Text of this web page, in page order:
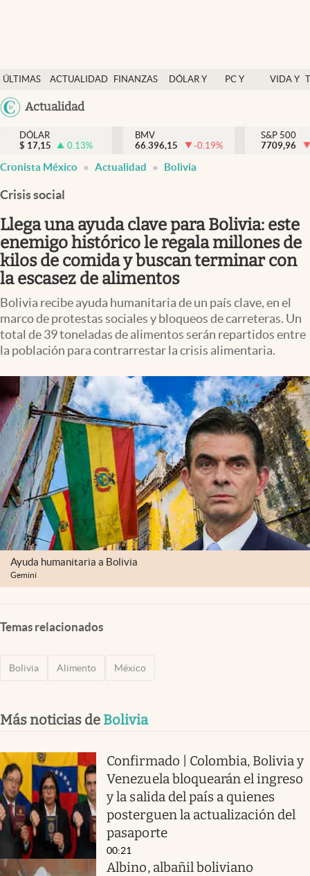
ÚLTIMAS
NOTICIAS
ACTUALIDAD
FINANZAS
DÓLAR Y
PC Y
VIDA Y
México
Actualidad
Actualidad
Finanzas y economía
Dólar y mercados
Pc y celular
Vida y estilo
Clima
Espiritualidad
abre en nueva pestaña
México
DÓLAR
$ 17,15 0.13%
BMV
66.396,15
-0.19%
S&P 500
7709,96
Cronista México Actualidad Bolivia
Crisis social
Llega una ayuda clave para Bolivia: este
enemigo histórico le regala millones de
kilos de comida y buscan terminar con
la escasez de alimentos
Bolivia recibe ayuda humanitaria de un país clave, en el
marco de protestas sociales y bloqueos de carreteras. Un
total de 39 toneladas de alimentos serán repartidos entre
la población para contrarrestar la crisis alimentaria.
Ayuda humanitaria a Bolivia
Gemini
Temas relacionados
Bolivia Alimento México
Más noticias de Bolivia
Confirmado | Colombia, Bolivia y
Venezuela bloquearán el ingreso
y la salida del país a quienes
posterguen la actualización del
pasaporte
00:21
Albino, albañil boliviano